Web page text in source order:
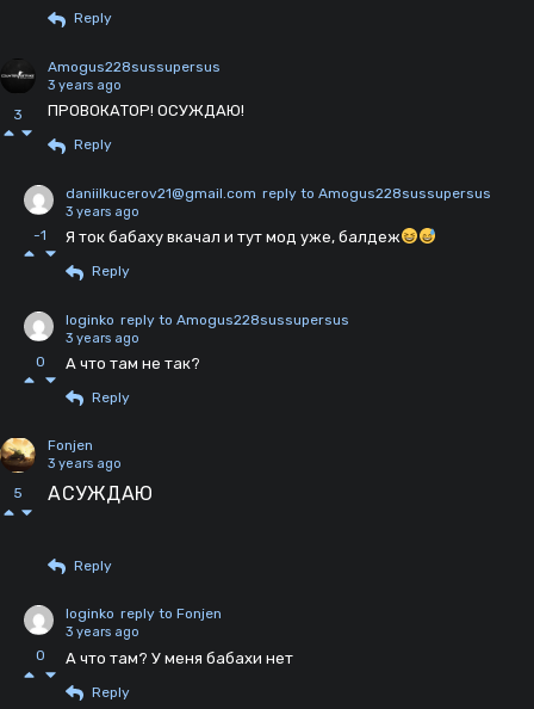
Reply
3
Amogus228sussupersus
3 years ago
ПРОВОКАТОР! ОСУЖДАЮ!
Reply
-1
daniilkucerov21@gmail.com reply to Amogus228sussupersus
3 years ago
Я ток бабаху вкачал и тут мод уже, балдеж
Reply
0
loginko reply to Amogus228sussupersus
3 years ago
А что там не так?
Reply
5
Fonjen
3 years ago
АСУЖДАЮ
Reply
0
loginko reply to Fonjen
3 years ago
А что там? У меня бабахи нет
Reply